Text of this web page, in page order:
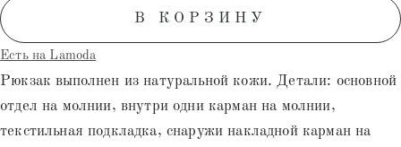
В КОРЗИНУ
Есть на Lamoda
Рюкзак выполнен из натуральной кожи. Детали: основной
отдел на молнии, внутри одни карман на молнии,
текстильная подкладка, снаружи накладной карман на